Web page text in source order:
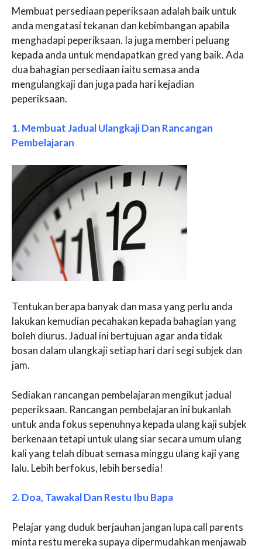
Membuat persediaan peperiksaan adalah baik untuk
anda mengatasi tekanan dan kebimbangan apabila
menghadapi peperiksaan. Ia juga memberi peluang
kepada anda untuk mendapatkan gred yang baik. Ada
dua bahagian persediaan iaitu semasa anda
mengulangkaji dan juga pada hari kejadian
peperiksaan.
1. Membuat Jadual Ulangkaji Dan Rancangan
Pembelajaran
Tentukan berapa banyak dan masa yang perlu anda
lakukan kemudian pecahakan kepada bahagian yang
boleh diurus. Jadual ini bertujuan agar anda tidak
bosan dalam ulangkaji setiap hari dari segi subjek dan
jam.
Sediakan rancangan pembelajaran mengikut jadual
peperiksaan. Rancangan pembelajaran ini bukanlah
untuk anda fokus sepenuhnya kepada ulang kaji subjek
berkenaan tetapi untuk ulang siar secara umum ulang
kali yang telah dibuat semasa minggu ulang kaji yang
lalu. Lebih berfokus, lebih bersedia!
2. Doa, Tawakal Dan Restu Ibu Bapa
Pelajar yang duduk berjauhan jangan lupa call parents
minta restu mereka supaya dipermudahkan menjawab